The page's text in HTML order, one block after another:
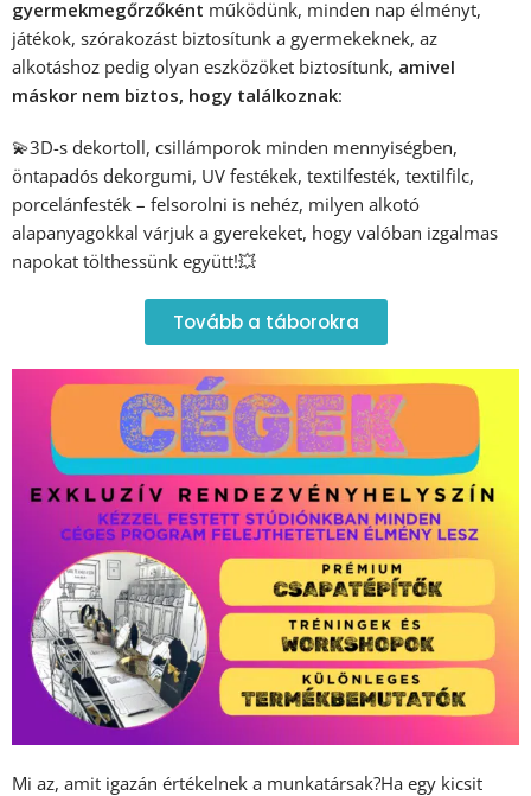
gyermekmegőrzőként működünk, minden nap élményt,
játékok, szórakozást biztosítunk a gyermekeknek, az
alkotáshoz pedig olyan eszközöket biztosítunk, amivel
máskor nem biztos, hogy találkoznak:
💫3D-s dekortoll, csillámporok minden mennyiségben,
öntapadós dekorgumi, UV festékek, textilfesték, textilfilc,
porcelánfesték – felsorolni is nehéz, milyen alkotó
alapanyagokkal várjuk a gyerekeket, hogy valóban izgalmas
napokat tölthessünk együtt!💥
Tovább a táborokra
Mi az, amit igazán értékelnek a munkatársak?Ha egy kicsit